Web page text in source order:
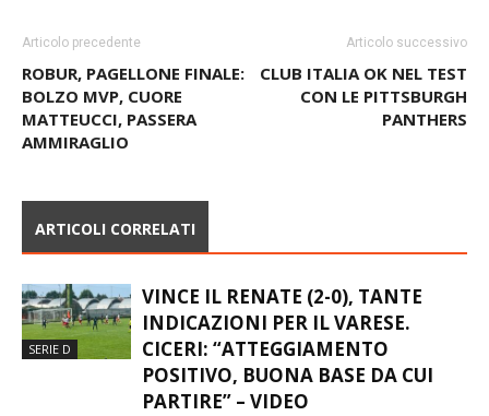
Articolo precedente
ROBUR, PAGELLONE FINALE:
BOLZO MVP, CUORE
MATTEUCCI, PASSERA
AMMIRAGLIO
Articolo successivo
CLUB ITALIA OK NEL TEST
CON LE PITTSBURGH
PANTHERS
ARTICOLI CORRELATI
SERIE D
VINCE IL RENATE (2-0), TANTE
INDICAZIONI PER IL VARESE.
CICERI: “ATTEGGIAMENTO
POSITIVO, BUONA BASE DA CUI
PARTIRE” – VIDEO